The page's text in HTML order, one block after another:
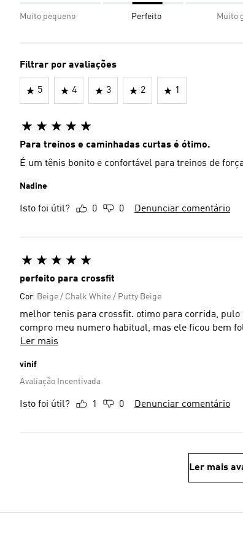
Muito pequeno Perfeito Muito
Filtrar por avaliações
5 4 3 2 1
Para treinos e caminhadas curtas é ótimo.
É um tênis bonito e confortável para treinos de
Nadine
Isto foi útil? 0 0 Denunciar comentário
perfeito para crossfit
Cor: Beige / Chalk White / Putty Beige
melhor tenis para crossfit. otimo para corrida, pulo
compro meu numero habitual, mas ele ficou bem
Ler mais
vinif
Avaliação Incentivada
Isto foi útil? 1 0 Denunciar comentário
Ler mais